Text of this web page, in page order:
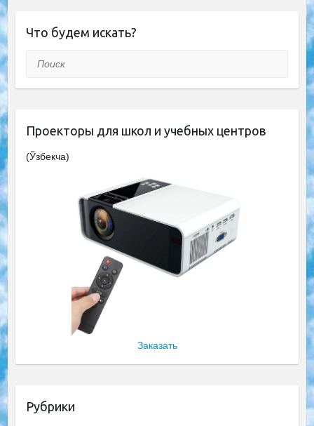
Что будем искать?
Поиск
Проекторы для школ и учебных центров
(Ўзбекча)
Заказать
Рубрики